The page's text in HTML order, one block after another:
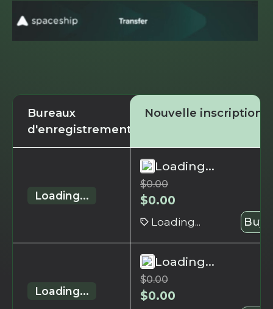
Bureaux
d'enregistrement
Nouvelle inscription
Loading...
Loading...
$0.00
$0.00
Loading... Buy
Loading...
Loading...
$0.00
$0.00